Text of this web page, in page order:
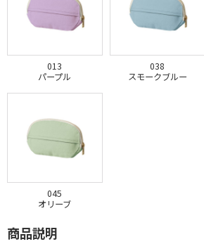
013
パープル
038
スモークブルー
045
オリーブ
商品説明